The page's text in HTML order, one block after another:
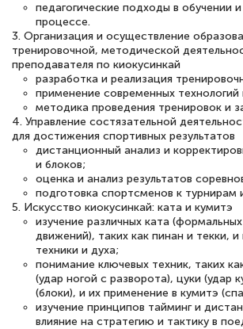
оперативно связались со мной
специалисты, ответили на все
интересующие вопросы и в
двух…
Светлана К
Знаток города 7 уровня
10 марта 2026
Оставила заявку на обучение
быстро ответили, разъяснили
Обучение понравилось:
количество тематической
педагогические подходы в обучении
процессе.
3. Организация и осуществление
тренировочной, методической
преподавателя по киокусинкай
разработка и реализация
применение современных
методика проведения тренировок и
4. Управление состязательной
для достижения спортивных результатов
дистанционный анализ и
и блоков;
оценка и анализ результатов
подготовка спортсменов к турнирам
5. Искусство киокусинкай: ката и кумитэ
изучение различных ката
движений), таких как пинан и текки, и
техники и духа;
понимание ключевых техник, таких
(удар ногой с разворота), цуки (удар
(блоки), и их применение в кумитэ
изучение принципов тайминг и
влияние на стратегию и тактику в